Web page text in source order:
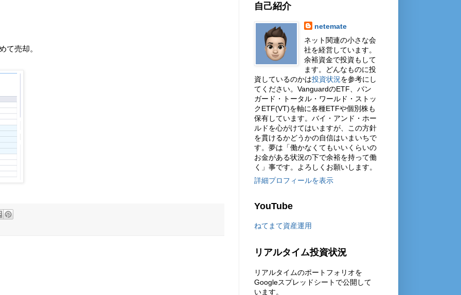
て売却。
自己紹介
netemate
ネット関連の小さな会
社を経営しています。
余裕資金で投資もして
ます。どんなものに投
資しているのかは投資状況を参考にし
てください。VanguardのETF、バン
ガード・トータル・ワールド・ストッ
クETF(VT)を軸に各種ETFや個別株も
保有しています。バイ・アンド・ホー
ルドを心がけてはいますが、この方針
を貫けるかどうかの自信はいまいちで
す。夢は「働かなくてもいいくらいの
お金がある状況の下で余裕を持って働
く」事です。よろしくお願いします。
詳細プロフィールを表示
YouTube
ねてまて資産運用
リアルタイム投資状況
リアルタイムのポートフォリオを
Googleスプレッドシートで公開して
います。